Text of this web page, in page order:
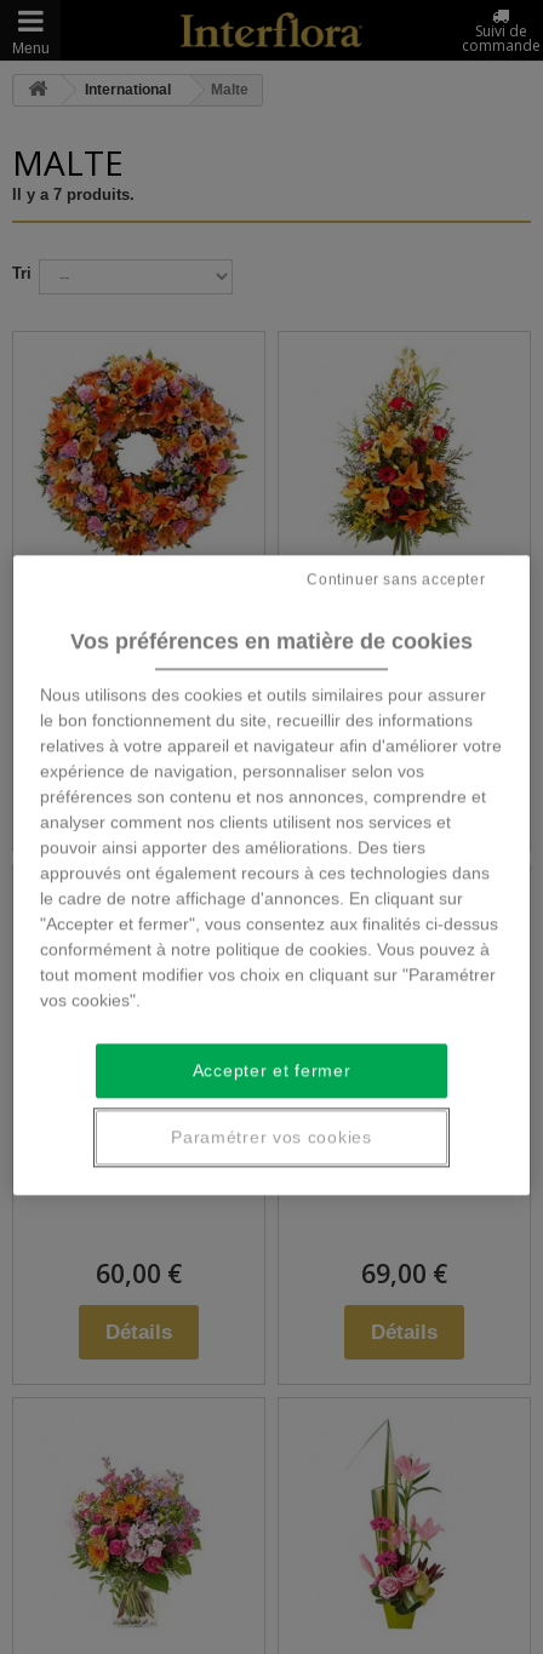
Menu
Suivi de
commande
International Malte
MALTE
Il y a 7 produits.
Tri
71,00 €
Détails
65,00 €
Détails
Assemblage de
plantes
60,00 €
Détails
BOUQUET EN
HAUTEUR
69,00 €
Détails
Vos préférences en matière de cookies
Nous utilisons des cookies et outils similaires pour assurer
le bon fonctionnement du site, recueillir des informations
relatives à votre appareil et navigateur afin d'améliorer votre
expérience de navigation, personnaliser selon vos
préférences son contenu et nos annonces, comprendre et
analyser comment nos clients utilisent nos services et
pouvoir ainsi apporter des améliorations. Des tiers
approuvés ont également recours à ces technologies dans
le cadre de notre affichage d'annonces. En cliquant sur
"Accepter et fermer", vous consentez aux finalités ci-dessus
conformément à notre politique de cookies. Vous pouvez à
tout moment modifier vos choix en cliquant sur "Paramétrer
vos cookies".
Continuer sans accepter
Accepter et fermer
Paramétrer vos cookies